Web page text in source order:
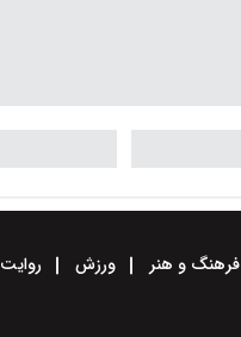
فرهنگ و هنر ورزش روایت